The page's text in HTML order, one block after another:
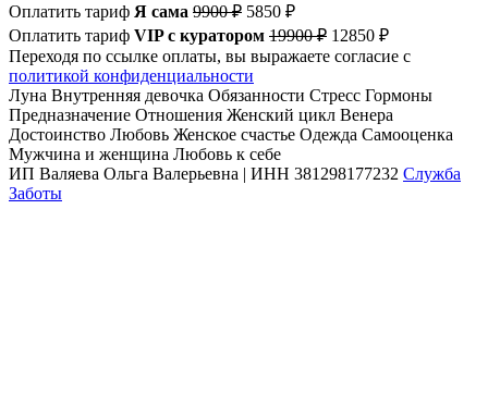
Оплатить тариф Я сама 9900 ₽ 5850 ₽
Оплатить тариф VIP c куратором 19900 ₽ 12850 ₽
Переходя по ссылке оплаты, вы выражаете согласие с
политикой конфиденциальности
Луна Внутренняя девочка Обязанности Стресс Гормоны
Предназначение Отношения Женский цикл Венера
Достоинство Любовь Женское счастье Одежда Самооценка
Мужчина и женщина Любовь к себе
ИП Валяева Ольга Валерьевна | ИНН 381298177232 Служба
Заботы